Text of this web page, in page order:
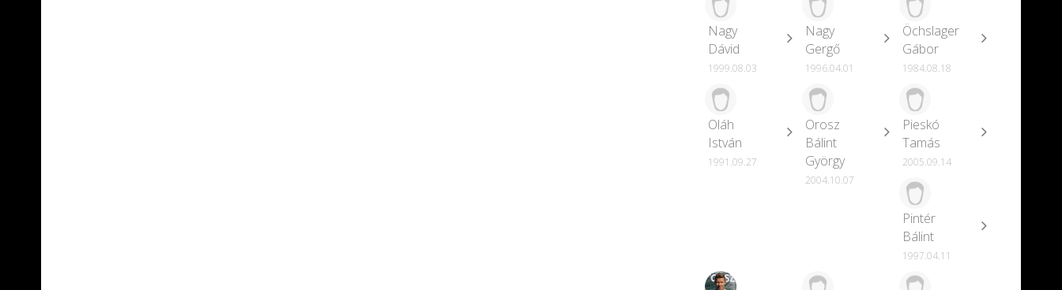
Nagy
Dávid
1999.08.03
Nagy
Gergő
1996.04.01
Öchslager
Gábor
1984.08.18
Oláh
István
1991.09.27
Orosz
Bálint
György
2004.10.07
Pieskó
Tamás
2005.09.14
Pintér
Bálint
1997.04.11